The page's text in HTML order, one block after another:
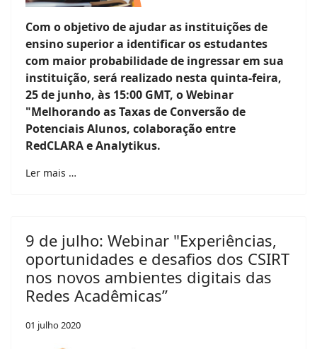
Com o objetivo de ajudar as instituições de
ensino superior a identificar os estudantes
com maior probabilidade de ingressar em sua
instituição, será realizado nesta quinta-feira,
25 de junho, às 15:00 GMT, o Webinar
"Melhorando as Taxas de Conversão de
Potenciais Alunos, colaboração entre
RedCLARA e Analytikus.
Ler mais …
9 de julho: Webinar "Experiências,
oportunidades e desafios dos CSIRT
nos novos ambientes digitais das
Redes Acadêmicas”
01 julho 2020